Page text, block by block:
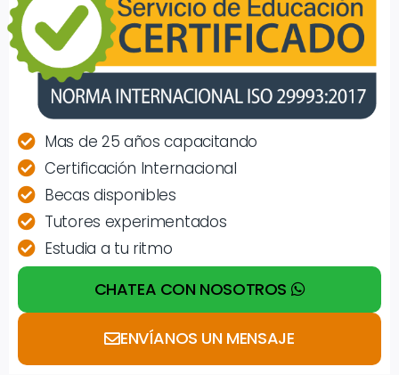
Mas de 25 años capacitando
Certificación Internacional
Becas disponibles
Tutores experimentados
Estudia a tu ritmo
CHATEA CON NOSOTROS
ENVÍANOS UN MENSAJE